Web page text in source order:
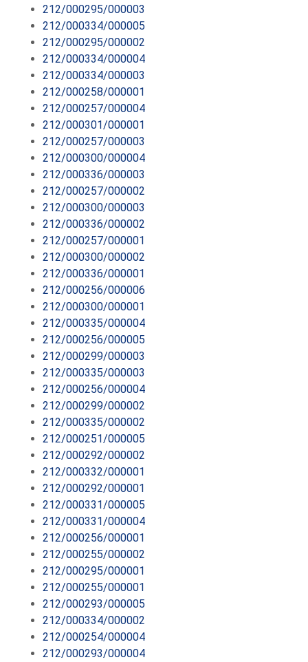
212/000295/000003
212/000334/000005
212/000295/000002
212/000334/000004
212/000334/000003
212/000258/000001
212/000257/000004
212/000301/000001
212/000257/000003
212/000300/000004
212/000336/000003
212/000257/000002
212/000300/000003
212/000336/000002
212/000257/000001
212/000300/000002
212/000336/000001
212/000256/000006
212/000300/000001
212/000335/000004
212/000256/000005
212/000299/000003
212/000335/000003
212/000256/000004
212/000299/000002
212/000335/000002
212/000251/000005
212/000292/000002
212/000332/000001
212/000292/000001
212/000331/000005
212/000331/000004
212/000256/000001
212/000255/000002
212/000295/000001
212/000255/000001
212/000293/000005
212/000334/000002
212/000254/000004
212/000293/000004